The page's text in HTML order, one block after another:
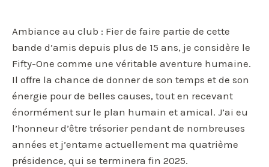
Ambiance au club : Fier de faire partie de cette
bande d’amis depuis plus de 15 ans, je considère le
Fifty-One comme une véritable aventure humaine.
Il offre la chance de donner de son temps et de son
énergie pour de belles causes, tout en recevant
énormément sur le plan humain et amical. J’ai eu
l’honneur d’être trésorier pendant de nombreuses
années et j’entame actuellement ma quatrième
présidence, qui se terminera fin 2025.